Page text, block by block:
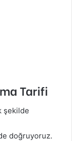
Tarifi
şekilde
doğruyoruz.